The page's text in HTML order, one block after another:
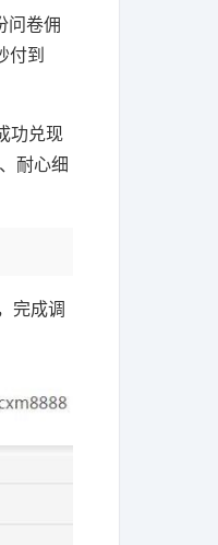
问卷佣
付到
功兑现
耐心细
完成调